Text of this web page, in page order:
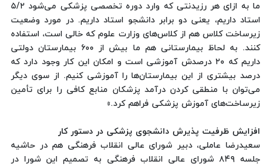
ما به ازای هر رزیدنتی که وارد دوره تخصصی پزشکی می‌شود ۵/۲
استاد داریم، یعنی دو برابر دانشجو استاد داریم. در مورد وضعیت
زیرساخت کلاس هم از کلاس‌های وزارت علوم که خالی است، استفاده
کنند. به لحاظ بیمارستانی هم ما بیش از ۶۰۰ بیمارستان دولتی
داریم که ۲۰ درصدش آموزشی است و امکان این کار وجود دارد که
درصد بیشتری از این بیمارستان‌ها را آموزشی کنیم. از سوی دیگر
می‌توان با منطقی کردن درآمد پزشکان منابع کافی را برای تأمین
زیرساخت‌های آموزش پزشکی فراهم کرد.»
افزایش ظرفیت پذیرش دانشجوی پزشکی در دستور کار
سعیدرضا عاملی، دبیر شورای عالی انقلاب فرهنگی هم در حاشیه
جلسه ۸۴۹ شورای عالی انقلاب فرهنگی به تصمیم این شورا در